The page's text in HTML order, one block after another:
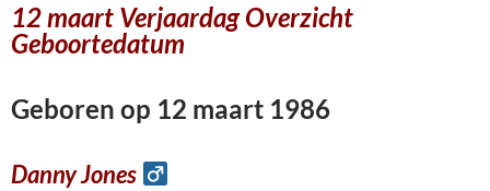
12 maart Verjaardag Overzicht
Geboortedatum
Geboren op 12 maart 1986
Danny Jones